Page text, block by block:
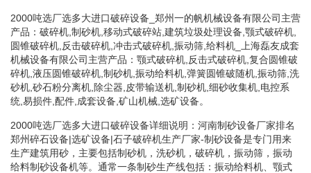
2000吨选厂选多大进口破碎设备_郑州一的帆机械设备有限公司主营
产品：破碎机,制砂机,移动式破碎站,建筑垃圾处理设备,颚式破碎机,
圆锥破碎机,反击破碎机,冲击式破碎机,振动筛,给料机_上海磊友成套
机械设备有限公司主营产品：颚式破碎机,反击式破碎机,复合圆锥破
碎机,液压圆锥破碎机,制砂机,振动给料机,弹簧圆锥破随机,振动筛,洗
砂机,砂石粉分离机,除尘器,皮带输送机,制砂机,细砂收集机,电控系
统,易损件,配件,成套设备,矿山机械,选矿设备。
2000吨选厂选多大进口破碎设备详细说明：河南制砂设备厂家排名
郑州碎石设备|选矿设备|石子破碎机生产厂家-制砂设备是专门用来
生产建筑用砂，主要包括制砂机，洗砂机，破碎机，振动筛，振动
给料制砂设备机等。通常一条制砂生产线包括：振动给料机、颚式